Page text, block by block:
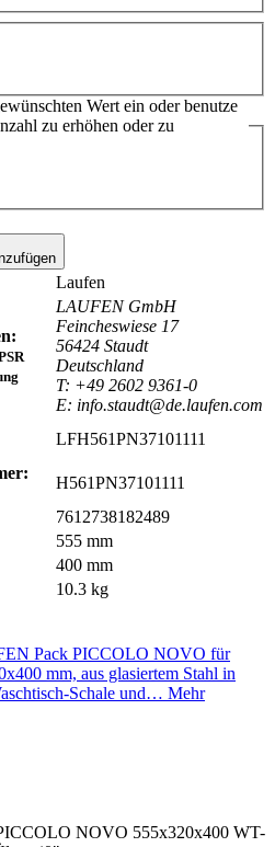
Wert ein oder benutze
zu erhöhen oder zu
Laufen
LAUFEN GmbH
Feincheswiese 17
56424 Staudt
Deutschland
T: +49 2602 9361-0
E: info.staudt@de.laufen.com
LFH561PN37101111
H561PN37101111
7612738182489
555 mm
400 mm
10.3 kg
Pack PICCOLO NOVO für
mm, aus glasiertem Stahl in
Schale und… Mehr
NOVO 555x320x400 WT-